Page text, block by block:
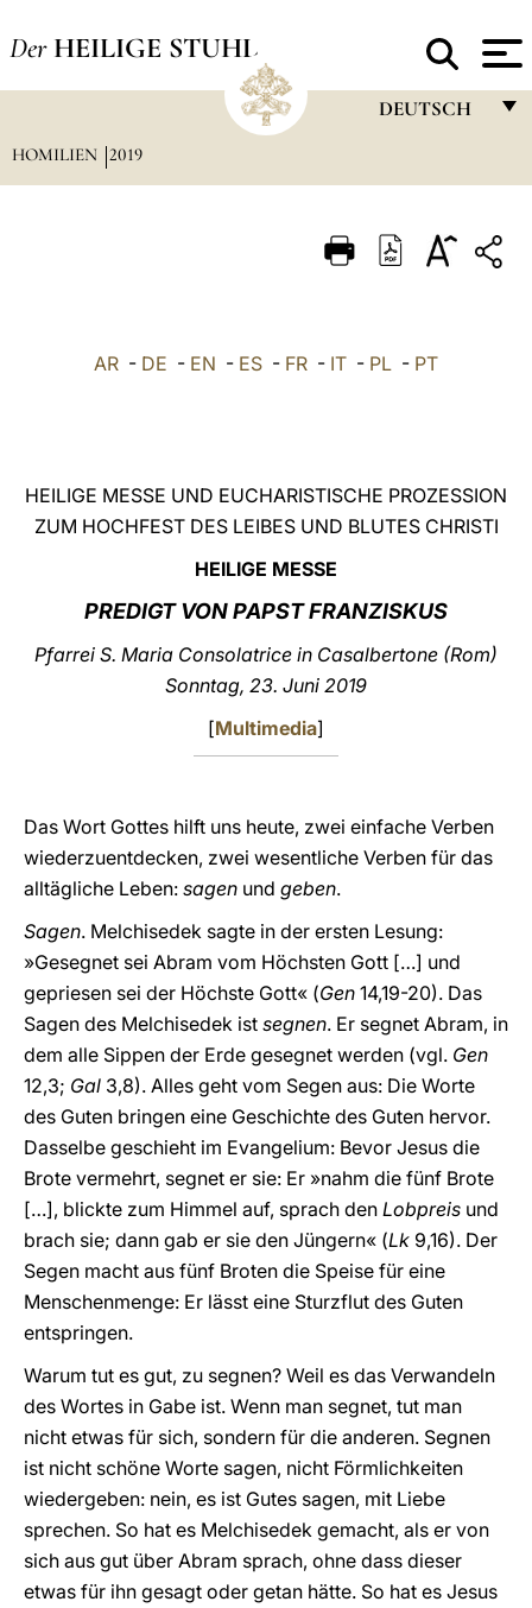
Der HEILIGE STUHL
DEUTSCH
ITALIANO
中文
HOMILIEN 2019
AR - DE - EN - ES - FR - IT - PL - PT
HEILIGE MESSE UND EUCHARISTISCHE PROZESSION
ZUM HOCHFEST DES LEIBES UND BLUTES CHRISTI
HEILIGE MESSE
PREDIGT VON PAPST FRANZISKUS
Pfarrei S. Maria Consolatrice in Casalbertone (Rom)
Sonntag, 23. Juni 2019
[Multimedia]
Das Wort Gottes hilft uns heute, zwei einfache Verben
wiederzuentdecken, zwei wesentliche Verben für das
alltägliche Leben: sagen und geben.
Sagen. Melchisedek sagte in der ersten Lesung:
»Gesegnet sei Abram vom Höchsten Gott […] und
gepriesen sei der Höchste Gott« (Gen 14,19-20). Das
Sagen des Melchisedek ist segnen. Er segnet Abram, in
dem alle Sippen der Erde gesegnet werden (vgl. Gen
12,3; Gal 3,8). Alles geht vom Segen aus: Die Worte
des Guten bringen eine Geschichte des Guten hervor.
Dasselbe geschieht im Evangelium: Bevor Jesus die
Brote vermehrt, segnet er sie: Er »nahm die fünf Brote
[…], blickte zum Himmel auf, sprach den Lobpreis und
brach sie; dann gab er sie den Jüngern« (Lk 9,16). Der
Segen macht aus fünf Broten die Speise für eine
Menschenmenge: Er lässt eine Sturzflut des Guten
entspringen.
Warum tut es gut, zu segnen? Weil es das Verwandeln
des Wortes in Gabe ist. Wenn man segnet, tut man
nicht etwas für sich, sondern für die anderen. Segnen
ist nicht schöne Worte sagen, nicht Förmlichkeiten
wiedergeben: nein, es ist Gutes sagen, mit Liebe
sprechen. So hat es Melchisedek gemacht, als er von
sich aus gut über Abram sprach, ohne dass dieser
etwas für ihn gesagt oder getan hätte. So hat es Jesus